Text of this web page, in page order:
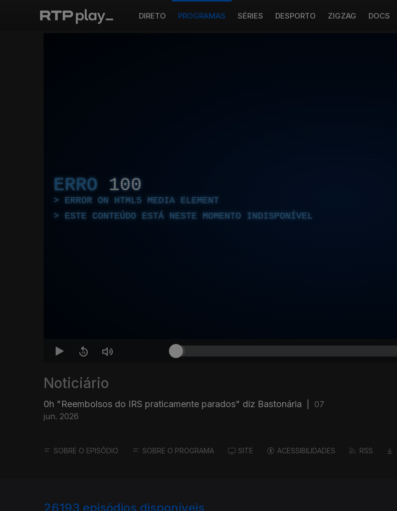
DIRETO PROGRAMAS SÉRIES DESPORTO ZIGZAG DOCS
ERRO 100
ERROR ON HTML5 MEDIA ELEMENT
ESTE CONTEÚDO ESTÁ NESTE MOMENTO INDISPONÍVEL
Noticiário
0h "Reembolsos do IRS praticamente parados" diz Bastonária
07
jun. 2026
SOBRE O EPISÓDIO SOBRE O PROGRAMA SITE ACESSIBILIDADES RSS
26193 episódios disponíveis